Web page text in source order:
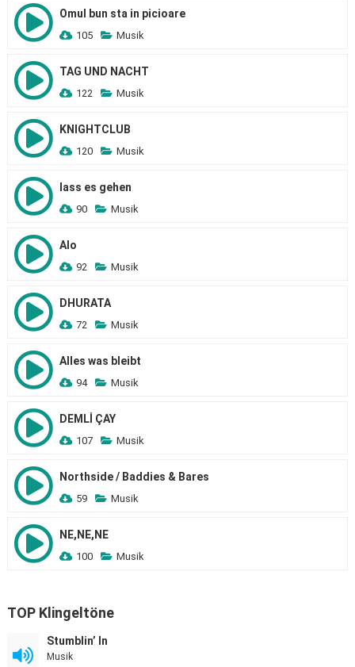
Omul bun sta in picioare
105 Musik
TAG UND NACHT
122 Musik
KNIGHTCLUB
120 Musik
lass es gehen
90 Musik
Alo
92 Musik
DHURATA
72 Musik
Alles was bleibt
94 Musik
DEMLİ ÇAY
107 Musik
Northside / Baddies & Bares
59 Musik
NE,NE,NE
100 Musik
TOP Klingeltöne
Stumblin’ In
Musik